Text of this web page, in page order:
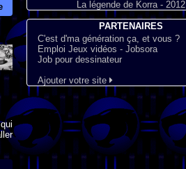
La légende de Korra - 2012
PARTENAIRES
C'est d'ma génération ça, et vous ?
Emploi Jeux vidéos - Jobsora
Job pour dessinateur
Ajouter votre site